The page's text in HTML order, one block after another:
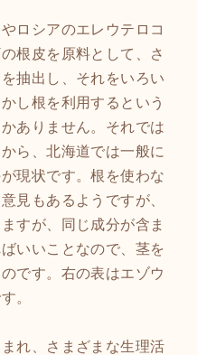
ロシアのエレウテロコ
根皮を原料として、さ
抽出し、それをいろい
し根を利用するという
ありません。それでは
ら、北海道では一般に
現状です。根を使わな
見もあるようですが、
すが、同じ成分が含ま
いいことなので、茎を
です。右の表はエゾウ
。
れ、さまざまな生理活